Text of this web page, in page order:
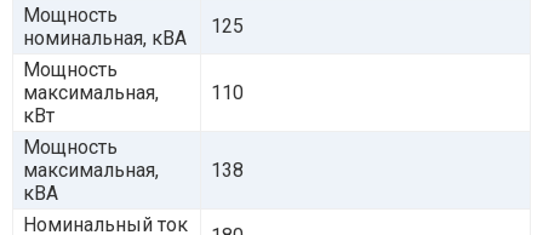
Мощность
номинальная, кВА
125
Мощность
максимальная,
кВт
110
Мощность
максимальная,
кВА
138
Номинальный ток